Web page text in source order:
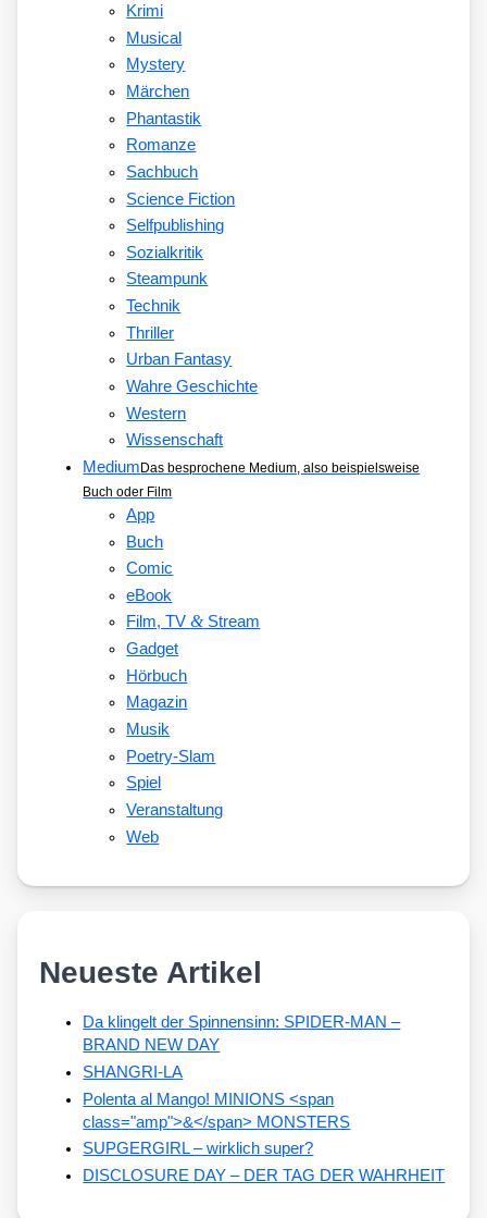
Krimi
Musical
Mystery
Märchen
Phantastik
Romanze
Sachbuch
Science Fiction
Selfpublishing
Sozialkritik
Steampunk
Technik
Thriller
Urban Fantasy
Wahre Geschichte
Western
Wissenschaft
Medium Das besprochene Medium, also beispielsweise
Buch oder Film
App
Buch
Comic
eBook
Film, TV&Stream
Gadget
Hörbuch
Magazin
Musik
Poetry-Slam
Spiel
Veranstaltung
Web
Neueste Artikel
Da klingelt der Spinnensinn: SPIDER-MAN –
BRAND NEW DAY
SHANGRI-LA
Polenta al Mango! MINIONS <span
class="amp">&</span> MONSTERS
SUPGERGIRL – wirklich super?
DISCLOSURE DAY – DER TAG DER WAHRHEIT